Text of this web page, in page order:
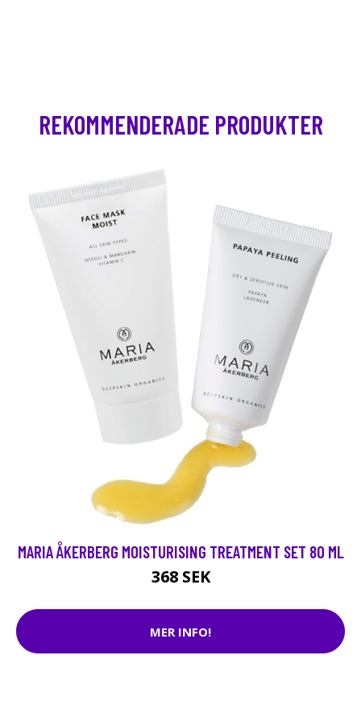
REKOMMENDERADE PRODUKTER
MARIA ÅKERBERG MOISTURISING TREATMENT SET 80 ML
368 SEK
MER INFO!